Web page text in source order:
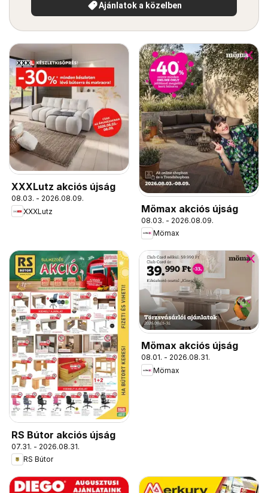
Ajánlatok a közelben
XXXLutz akciós újság
08.03. - 2026.08.09.
XXXLutz
Mömax akciós újság
08.03. - 2026.08.09.
Mömax
RS Bútor akciós újság
07.31. - 2026.08.31.
RS Bútor
Mömax akciós újság
08.01. - 2026.08.31.
Mömax